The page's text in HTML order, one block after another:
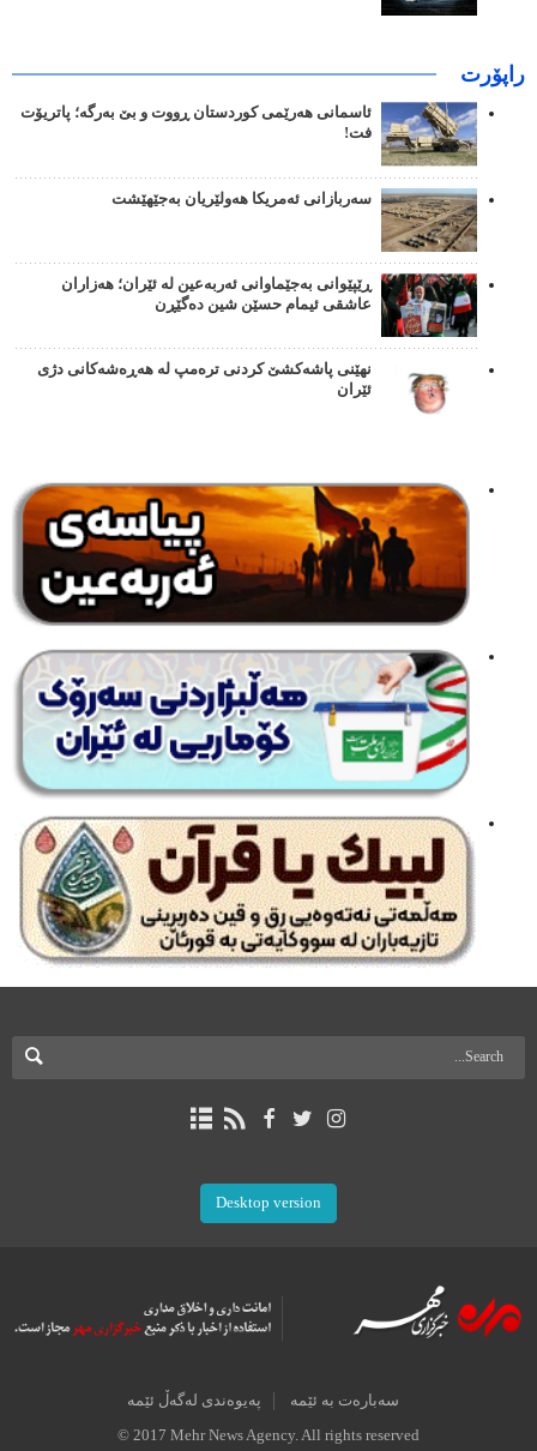
راپۆرت
ئاسمانی هەرێمی کوردستان ڕووت و بێ بەرگە؛ پاتریۆت
فت!
سەربازانی ئەمریکا هەولێریان بەجێهێشت
ڕێپێوانی بەجێماوانی ئەربەعین لە ئێران؛ هەزاران
عاشقی ئیمام حسێن شین دەگێڕن
نهێنی پاشەکشێ کردنی ترەمپ لە هەڕەشەکانی دژی
ئێران
Desktop version
سەبارەت بە ئێمە پەیوەندی لەگەڵ ئێمە
© 2017 Mehr News Agency. All rights reserved